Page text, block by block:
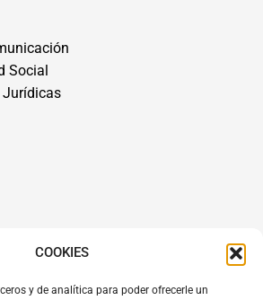
COOKIES
y de analítica para poder ofrecerle un
Social
Tenerife:Calle Teobaldo Power Nº 7,